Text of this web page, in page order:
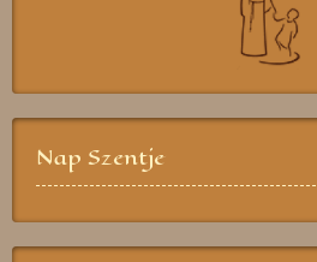
Nap Szentje